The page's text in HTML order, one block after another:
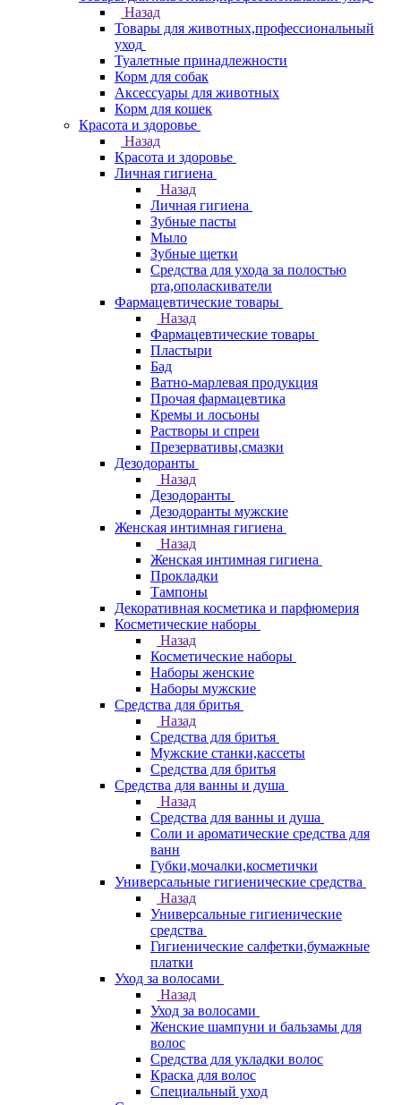
Назад
Товары для животных,профессиональный
уход
Туалетные принадлежности
Корм для собак
Аксессуары для животных
Корм для кошек
Красота и здоровье
Назад
Красота и здоровье
Личная гигиена
Назад
Личная гигиена
Зубные пасты
Мыло
Зубные щетки
Средства для ухода за полостью
рта,ополаскиватели
Фармацевтические товары
Назад
Фармацевтические товары
Пластыри
Бад
Ватно-марлевая продукция
Прочая фармацевтика
Кремы и лосьоны
Растворы и спреи
Презервативы,смазки
Дезодоранты
Назад
Дезодоранты
Дезодоранты мужские
Женская интимная гигиена
Назад
Женская интимная гигиена
Прокладки
Тампоны
Декоративная косметика и парфюмерия
Косметические наборы
Назад
Косметические наборы
Наборы женские
Наборы мужские
Средства для бритья
Назад
Средства для бритья
Мужские станки,кассеты
Средства для бритья
Средства для ванны и душа
Назад
Средства для ванны и душа
Соли и ароматические средства для
ванн
Губки,мочалки,косметички
Универсальные гигиенические средства
Назад
Универсальные гигиенические
средства
Гигиенические салфетки,бумажные
платки
Уход за волосами
Назад
Уход за волосами
Женские шампуни и бальзамы для
волос
Средства для укладки волос
Краска для волос
Специальный уход